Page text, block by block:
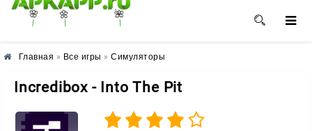
🌸 🌼 🌺
Главная » Все игры » Симуляторы
Incredibox - Into The Pit